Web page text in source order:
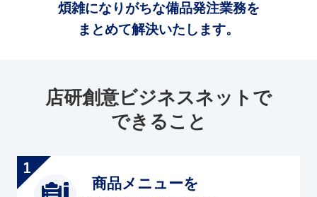
煩雑になりがちな備品発注業務を
まとめて解決いたします。
店研創意ビジネスネットで
できること
商品メニューを